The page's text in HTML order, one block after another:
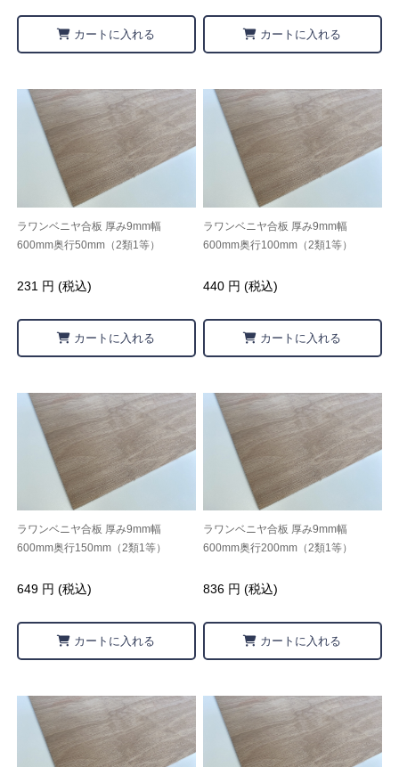
カートに入れる カートに入れる
ラワンベニヤ合板 厚み9mm幅
600mm奥行50mm（2類1等）
231 円 (税込)
カートに入れる
ラワンベニヤ合板 厚み9mm幅
600mm奥行100mm（2類1等）
440 円 (税込)
カートに入れる
ラワンベニヤ合板 厚み9mm幅
600mm奥行150mm（2類1等）
649 円 (税込)
カートに入れる
ラワンベニヤ合板 厚み9mm幅
600mm奥行200mm（2類1等）
836 円 (税込)
カートに入れる